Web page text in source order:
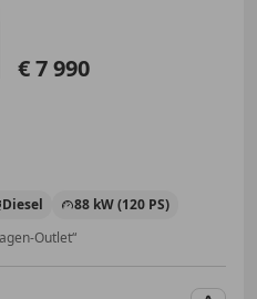
€ 7 990
Diesel
88 kW (120 PS)
Outlet“